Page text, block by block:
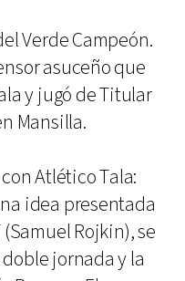
Verde Campeón.
asuceño que
y jugó de Titular
Mansilla.
Atlético Tala:
idea presentada
(Samuel Rojkin), se
jornada y la